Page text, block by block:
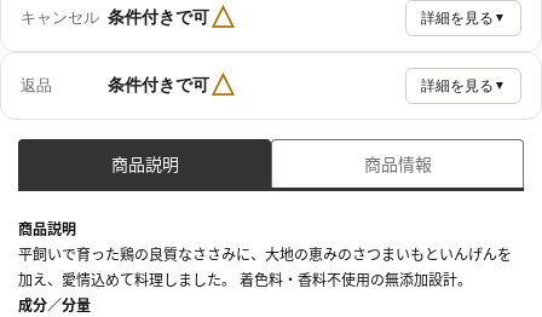
キャンセル 条件付きで可△ 詳細を見る ▼
返品 条件付きで可△ 詳細を見る ▼
商品説明 商品情報
商品説明
平飼いで育った鶏の良質なささみに、大地の恵みのさつまいもといんげんを
加え、愛情込めて料理しました。 着色料・香料不使用の無添加設計。
成分／分量